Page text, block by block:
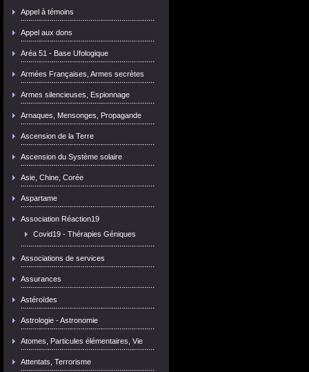
Appel à témoins
Appel aux dons
Aréa 51 - Base Ufologique
Armées Françaises, Armes secrètes
Armes silencieuses, Espionnage
Arnaques, Mensonges, Propagande
Ascension de la Terre
Ascension du Système solaire
Asie, Chine, Corée
Aspartame
Association Réaction19
Covid19 - Thérapies Géniques
Associations de services
Assurances
Astéroïdes
Astrologie - Astronomie
Atomes, Particules élémentaires, Vie
Attentats, Terrorisme